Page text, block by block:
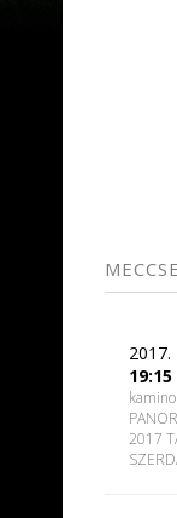
2017.
19:15
2017